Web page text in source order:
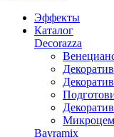
Эффекты
Каталог
Decorazza
Bayramix